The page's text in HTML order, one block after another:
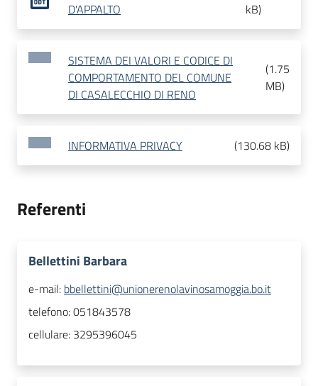
D'APPALTO
kB)
SISTEMA DEI VALORI E CODICE DI
COMPORTAMENTO DEL COMUNE
DI CASALECCHIO DI RENO
(1.75
MB)
INFORMATIVA PRIVACY (130.68 kB)
Referenti
Bellettini Barbara
e-mail: bbellettini@unionerenolavinosamoggia.bo.it
telefono:051843578
cellulare: 3295396045